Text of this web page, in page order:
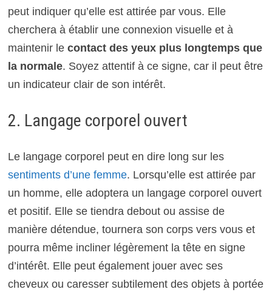
peut indiquer qu’elle est attirée par vous. Elle
cherchera à établir une connexion visuelle et à
maintenir le contact des yeux plus longtemps que
la normale. Soyez attentif à ce signe, car il peut être
un indicateur clair de son intérêt.
2. Langage corporel ouvert
Le langage corporel peut en dire long sur les
sentiments d’une femme. Lorsqu’elle est attirée par
un homme, elle adoptera un langage corporel ouvert
et positif. Elle se tiendra debout ou assise de
manière détendue, tournera son corps vers vous et
pourra même incliner légèrement la tête en signe
d’intérêt. Elle peut également jouer avec ses
cheveux ou caresser subtilement des objets à portée